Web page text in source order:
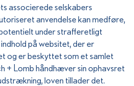
associerede selskabers
anvendelse kan medføre,
under strafferetligt
på websitet, der er
og er beskyttet som et samlet
+ Lomb håndhæver sin ophavsret
loven tillader det.